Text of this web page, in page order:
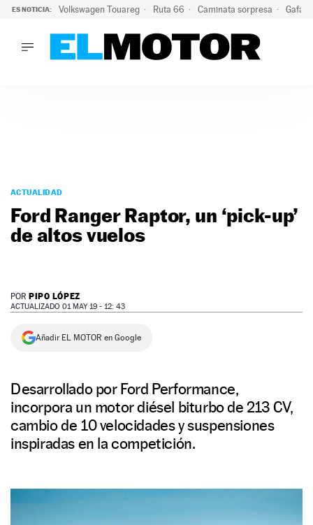
ES NOTICIA: Volkswagen Touareg Ruta 66 Caminata sorpresa Gafas
PODCAST
MOTOS
TECNOLOGÍA
SERVICIOS
NEWSLETTER
ACTUALIDAD
Ford Ranger Raptor, un ‘pick-up’
de altos vuelos
POR PIPO LÓPEZ
ACTUALIZADO 01 MAY 19 - 12: 43
Añadir EL MOTOR en Google
Desarrollado por Ford Performance,
incorpora un motor diésel biturbo de 213 CV,
cambio de 10 velocidades y suspensiones
inspiradas en la competición.